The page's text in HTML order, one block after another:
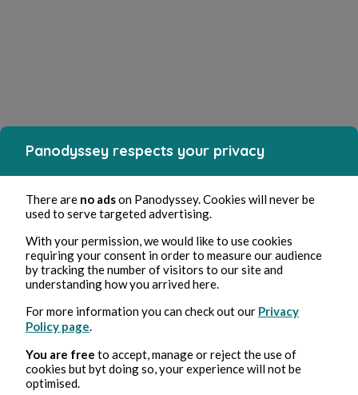
Panodyssey respects your privacy
There are no adson Panodyssey. Cookies will never be
used to serve targeted advertising.
With your permission, we would like to use cookies
requiring your consent in order to measure our audience
by tracking the number of visitors to our site and
understanding how you arrived here.
For more information you can check out our Privacy
Policy page
You are free to accept, manage or reject the use of
cookies but byt doing so, your experience will not be
optimised.